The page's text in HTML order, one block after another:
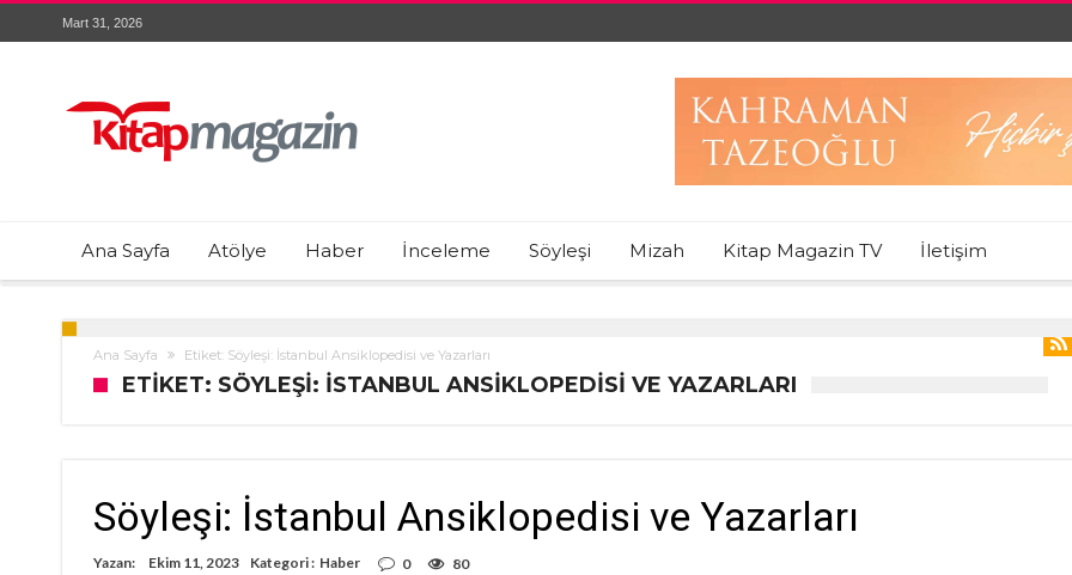
Mart 31, 2026
Ana Sayfa Atölye Haber İnceleme Söyleşi Mizah Kitap Magazin TV İletişim
Ana Sayfa Etiket: Söyleşi: İstanbul Ansiklopedisi ve Yazarları
ETIKET: SÖYLEŞI: İSTANBUL ANSIKLOPEDISI VE YAZARLARI
Söyleşi: İstanbul Ansiklopedisi ve Yazarları
Yazan: Ekim 11, 2023 Kategori : Haber 0 80